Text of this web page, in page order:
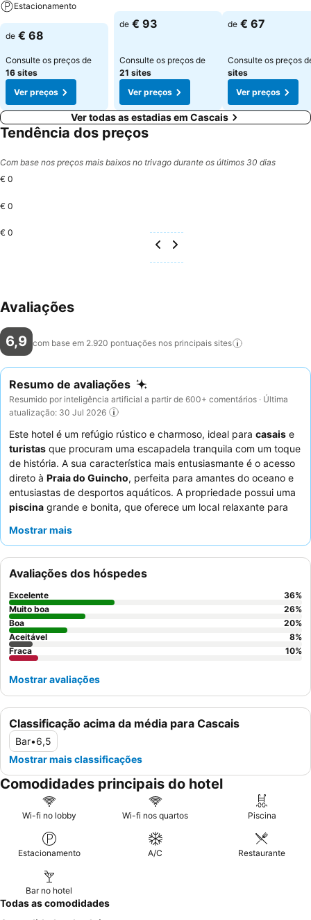
Estacionamento
de € 68
Consulte os preços de
16 sites
Ver preços
de € 93
Consulte os preços de
21 sites
Ver preços
de € 67
Consulte os preços
sites
Ver preços
Ver todas as estadias em Cascais
Tendência dos preços
Com base nos preços mais baixos no trivago durante os últimos 30 dias
€ 0
€ 0
€ 0
Avaliações
6,9 com base em 2.920 pontuações nos principais sites
Resumo de avaliações
Resumido por inteligência artificial a partir de 600+ comentários · Última
atualização: 30 Jul 2026
Este hotel é um refúgio rústico e charmoso, ideal para casais e
turistas que procuram uma escapadela tranquila com um toque
de história. A sua característica mais entusiasmante é o acesso
direto à Praia do Guincho, perfeita para amantes do oceano e
entusiastas de desportos aquáticos. A propriedade possui uma
piscina grande e bonita, que oferece um local relaxante para
excecionalstaff e serviço
suas refeições de qualidade, especialmente os pratos de peixe,
desfrutados com vista para o oceano. Para uma experiência
verdadeiramente serena, considere pedir um quarto com uma
varanda privada
deslumbrantes.
Mostrar mais
Classificação acima da média para Cascais
Bar•6,5
Mostrar mais classificações
Avaliações dos hóspedes
Excelente 36%
Muito boa
26%
Boa
20%
Aceitável
8%
Fraca
10%
Mostrar avaliações
Comodidades principais do hotel
Wi-fi no lobby Wi-fi nos quartos Piscina
Estacionamento A/C Restaurante
Bar no hotel
Todas as comodidades